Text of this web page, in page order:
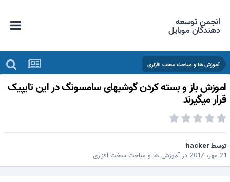
انجمن توسعه
دهندگان موبایل
آموزش ها و مباحث سخت افزاری
باز و بسته کردن گوشیهای سامسونگ در این تایپیک
میگیرند
hacker
2017
درآموزش ها و مباحث سخت افزاری